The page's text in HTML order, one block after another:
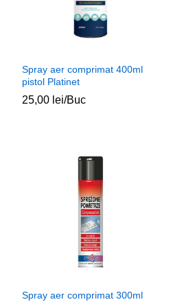
Spray aer comprimat 400ml
pistol Platinet
25,00 lei/Buc
Spray aer comprimat 300ml